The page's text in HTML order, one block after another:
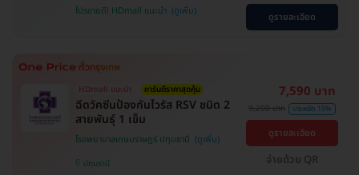
โปรขายดี! HDmall แนะนำ ดูรายละเอียด
HDmall แนะนำ การันตีราคาสุดคุ้ม
ฉีดวัคซีนป้องกันไวรัส RSV ชนิด 2
สายพันธ์ุ 1 เข็ม
โรงพยาบาลเกษมราษฎร์ ปทุมธานี
ปทุมธานี
7,590 บาท
9,200 บาท ประหยัด 15%
ดูรายละเอียด
จ่ายด้วย QR